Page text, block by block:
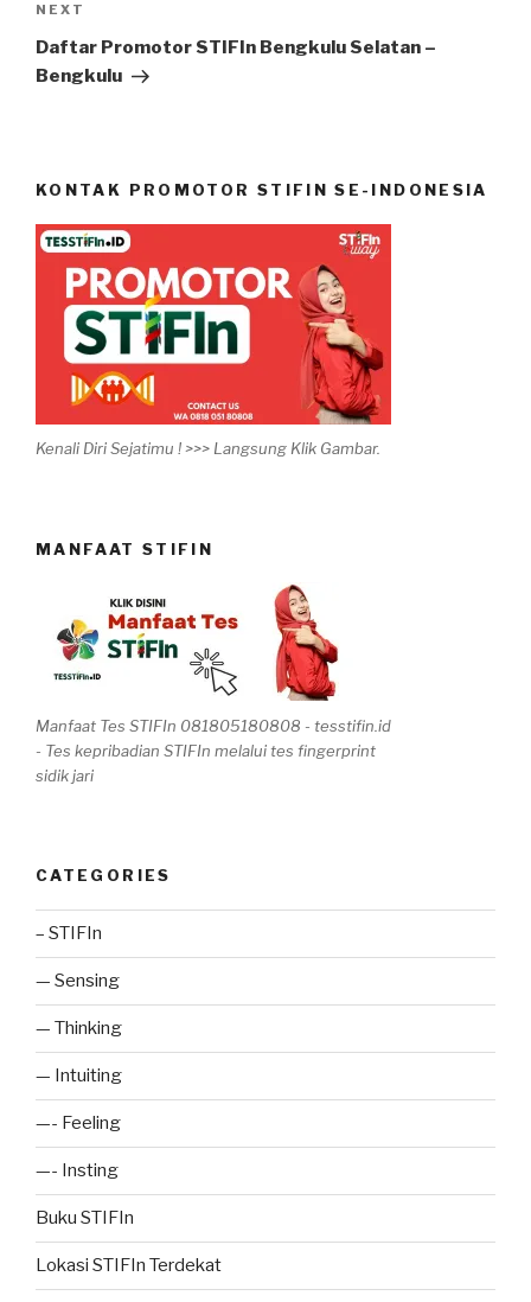
Next
Post
NEXT
Daftar Promotor STIFIn Bengkulu Selatan –
Bengkulu
KONTAK PROMOTOR STIFIN SE-INDONESIA
Kenali Diri Sejatimu ! >>> Langsung Klik Gambar.
MANFAAT STIFIN
Manfaat Tes STIFIn 081805180808 - tesstifin.id
- Tes kepribadian STIFIn melalui tes fingerprint
sidik jari
CATEGORIES
– STIFIn
— Sensing
— Thinking
— Intuiting
—- Feeling
—- Insting
Buku STIFIn
Lokasi STIFIn Terdekat